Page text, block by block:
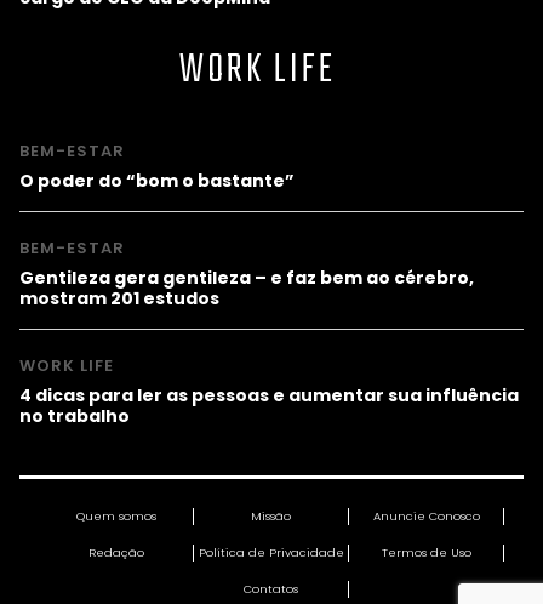
WORK LIFE
BEM-ESTAR
O poder do “bom o bastante”
BEM-ESTAR
Gentileza gera gentileza – e faz bem ao cérebro,
mostram 201 estudos
WORK LIFE
4 dicas para ler as pessoas e aumentar sua influência
no trabalho
Quem somos Missão Anuncie Conosco
Redação Política de Privacidade Termos de Uso
Contatos